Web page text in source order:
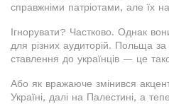
справжніми патріотами, але їх
Ігнорувати? Частково. Однак
для різних аудиторій. Польща за
ставлення до українців — це
Або як вражаюче змінився
Україні, далі на Палестині, а